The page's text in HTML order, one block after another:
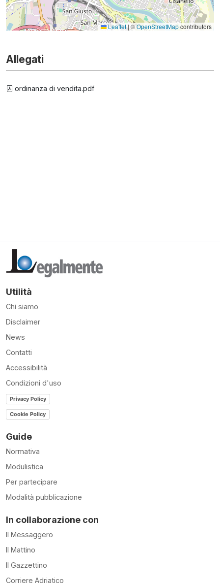
Leaflet| ©OpenStreetMapcontributors
Allegati
ordinanza di vendita.pdf
Utilità
Chi siamo
Disclaimer
News
Contatti
Accessibilità
Condizioni d'uso
Privacy Policy
Cookie Policy
Guide
Normativa
Modulistica
Per partecipare
Modalità pubblicazione
In collaborazione con
Il Messaggero
Il Mattino
Il Gazzettino
Corriere Adriatico